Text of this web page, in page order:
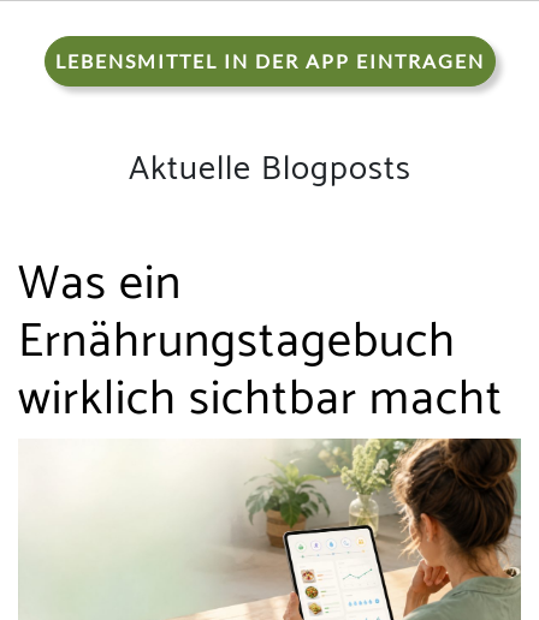
LEBENSMITTEL IN DER APP EINTRAGEN
Aktuelle Blogposts
Was ein
Ernährungstagebuch
wirklich sichtbar macht